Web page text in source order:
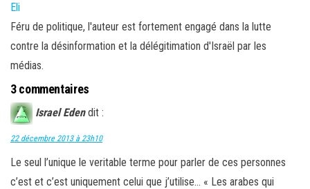
Eli
Féru de politique, l'auteur est fortement engagé dans la lutte
contre la désinformation et la délégitimation d'Israël par les
médias.
3 commentaires
Israel Eden dit :
22 décembre 2013 à 23h10
Le seul l’unique le veritable terme pour parler de ces personnes
c’est et c’est uniquement celui que j’utilise… « Les arabes qui